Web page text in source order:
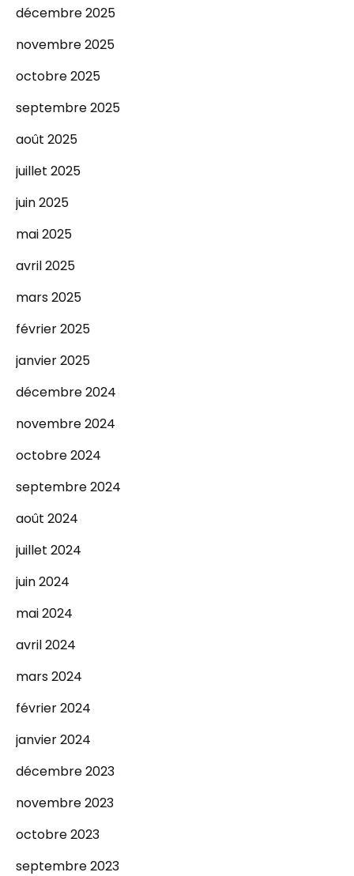
décembre 2025
novembre 2025
octobre 2025
septembre 2025
août 2025
juillet 2025
juin 2025
mai 2025
avril 2025
mars 2025
février 2025
janvier 2025
décembre 2024
novembre 2024
octobre 2024
septembre 2024
août 2024
juillet 2024
juin 2024
mai 2024
avril 2024
mars 2024
février 2024
janvier 2024
décembre 2023
novembre 2023
octobre 2023
septembre 2023